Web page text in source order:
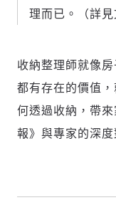
理而已。（詳見
收納整理師就像
都有存在的價值
何透過收納，帶
報》與專家的深度